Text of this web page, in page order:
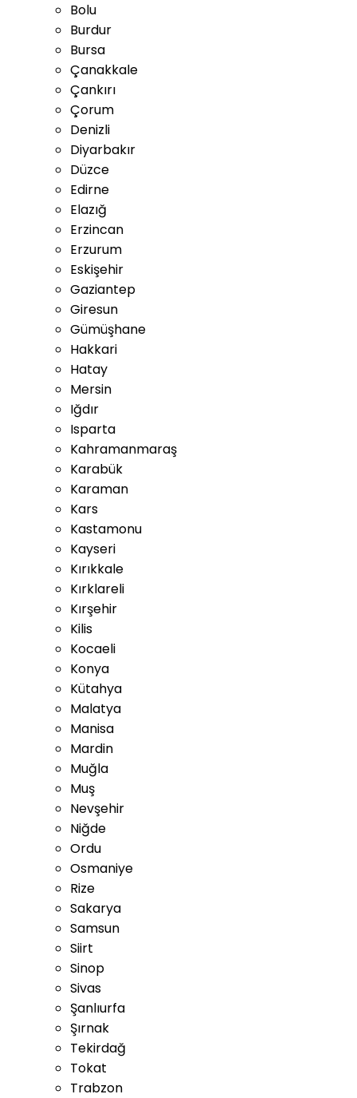
Bolu
Burdur
Bursa
Çanakkale
Çankırı
Çorum
Denizli
Diyarbakır
Düzce
Edirne
Elazığ
Erzincan
Erzurum
Eskişehir
Gaziantep
Giresun
Gümüşhane
Hakkari
Hatay
Mersin
Iğdır
Isparta
Kahramanmaraş
Karabük
Karaman
Kars
Kastamonu
Kayseri
Kırıkkale
Kırklareli
Kırşehir
Kilis
Kocaeli
Konya
Kütahya
Malatya
Manisa
Mardin
Muğla
Muş
Nevşehir
Niğde
Ordu
Osmaniye
Rize
Sakarya
Samsun
Siirt
Sinop
Sivas
Şanlıurfa
Şırnak
Tekirdağ
Tokat
Trabzon